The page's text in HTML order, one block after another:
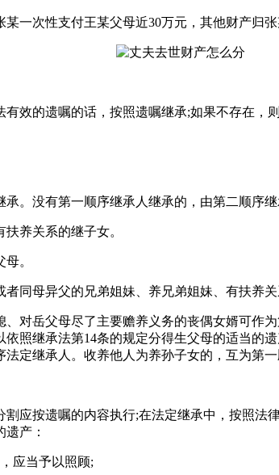
一次性支付王某父母近30万元，其他财产归张
效的遗嘱的话，按照遗嘱继承;如果不存在，
。没有第一顺序继承人继承的，由第二顺序继
养关系的继子女。
。
同母异父的兄弟姐妹、养兄弟姐妹、有扶养关
对岳父母尽了主要赡养义务的丧偶女婿可作
照继承法第14条的规定分得生父母的适当的
定继承人。收养他人为养孙子女的，互为第一
应按遗嘱的内容执行;在法定继承中，按照
产：
应当予以照顾;